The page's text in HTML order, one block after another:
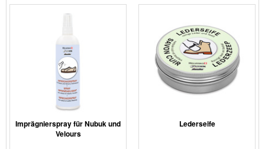
Imprägnierspray für Nubuk und
Velours
Lederseife